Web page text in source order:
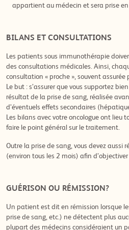
appartient au médecin et sera prise
BILANS ET CONSULTATIONS
Les patients sous immunothérapie
des consultations médicales. Ainsi,
consultation « proche », souvent
Le but : s’assurer que vous supportez
résultat de la prise de sang, réalisée
d’éventuels effets secondaires
Les bilans avec votre oncologue ont lieu
faire le point général sur le traitement.
Outre la prise de sang, vous devez aussi
(environ tous les 2 mois) afin
GUÉRISON OU RÉMISSION?
Un patient est dit en rémission lorsque
prise de sang, etc.) ne détectent plus
plupart des médecins considéraient un